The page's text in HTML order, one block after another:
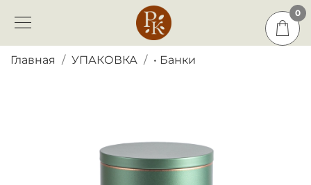
0
Главная УПАКОВКА • Банки
0